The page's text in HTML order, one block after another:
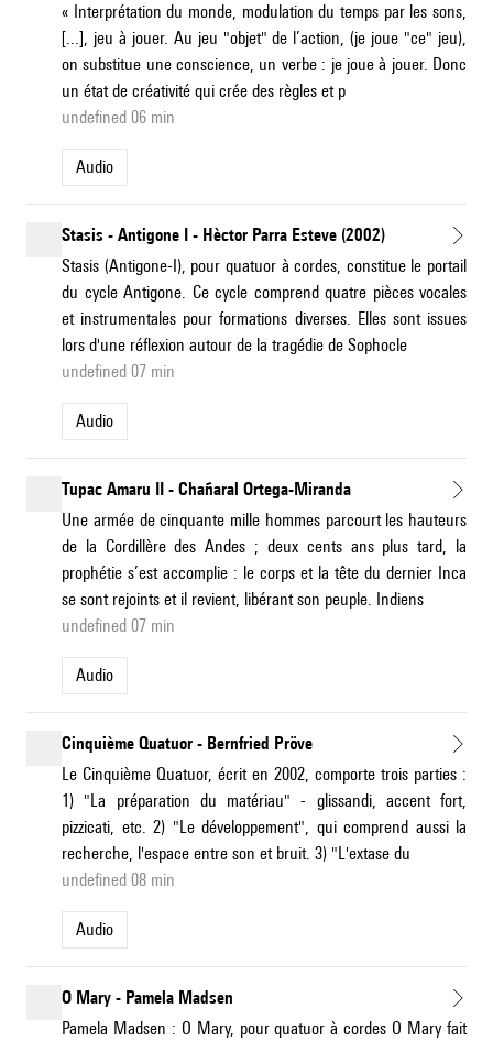
« Interprétation du monde, modulation du temps par les sons,
[...], jeu à jouer. Au jeu "objet" de l’action, (je joue "ce" jeu),
on substitue une conscience, un verbe : je joue à jouer. Donc
un état de créativité qui crée des règles et p
undefined 06 min
Audio
Stasis - Antigone I - Hèctor Parra Esteve (2002)
Stasis (Antigone-I), pour quatuor à cordes, constitue le portail
du cycle Antigone. Ce cycle comprend quatre pièces vocales
et instrumentales pour formations diverses. Elles sont issues
lors d'une réflexion autour de la tragédie de Sophocle
undefined 07 min
Audio
Tupac Amaru II - Chañaral Ortega-Miranda
Une armée de cinquante mille hommes parcourt les hauteurs
de la Cordillère des Andes ; deux cents ans plus tard, la
prophétie s’est accomplie : le corps et la tête du dernier Inca
se sont rejoints et il revient, libérant son peuple. Indiens
undefined 07 min
Audio
Cinquième Quatuor - Bernfried Pröve
Le Cinquième Quatuor, écrit en 2002, comporte trois parties :
1) "La préparation du matériau" - glissandi, accent fort,
pizzicati, etc. 2) "Le développement", qui comprend aussi la
recherche, l'espace entre son et bruit. 3) "L'extase du
undefined 08 min
Audio
O Mary - Pamela Madsen
Pamela Madsen : O Mary, pour quatuor à cordes O Mary fait